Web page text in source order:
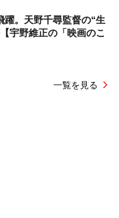
躍。天野千尋監督の“生
宇野維正の「映画のこ
一覧を見る